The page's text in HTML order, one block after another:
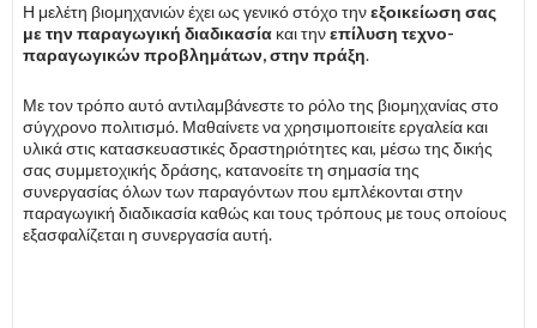
Η μελέτη βιομηχανιών έχει ως γενικό στόχο τηνεξοικείωση σας
με την παραγωγική διαδικασία και τηνεπίλυση τεχνο-
παραγωγικών προβλημάτων, στην πράξη.
Με τον τρόπο αυτό αντιλαμβάνεστε το ρόλο της βιομηχανίας στο
σύγχρονο πολιτισμό. Μαθαίνετε να χρησιμοποιείτε εργαλεία και
υλικά στις κατασκευαστικές δραστηριότητες και, μέσω της δικής
σας συμμετοχικής δράσης, κατανοείτε τη σημασία της
συνεργασίας όλων των παραγόντων που εμπλέκονται στην
παραγωγική διαδικασία καθώς και τους τρόπους με τους οποίους
εξασφαλίζεται η συνεργασία αυτή.